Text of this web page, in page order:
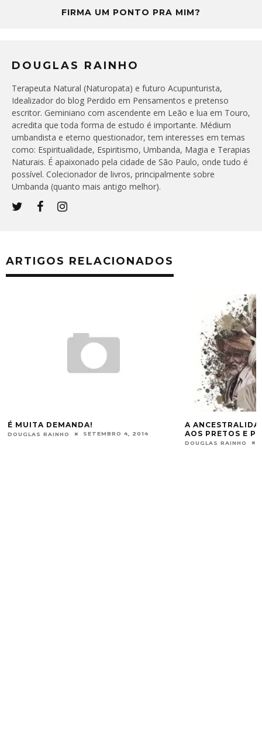
FIRMA UM PONTO PRA MIM?
DOUGLAS RAINHO
Terapeuta Natural (Naturopata) e futuro Acupunturista,
Idealizador do blog Perdido em Pensamentos e pretenso
escritor. Geminiano com ascendente em Leão e lua em Touro,
acredita que toda forma de estudo é importante. Médium
umbandista e eterno questionador, tem interesses em temas
como: Espiritualidade, Espiritismo, Umbanda, Magia e Terapias
Naturais. É apaixonado pela cidade de São Paulo, onde tudo é
possível. Colecionador de livros, principalmente sobre
Umbanda (quanto mais antigo melhor).
ARTIGOS RELACIONADOS
A ANCESTRALIDADE SAGRADA – SARAVÁ
AOS PRETOS E PRETAS-VELHAS.
RESGATANDO A